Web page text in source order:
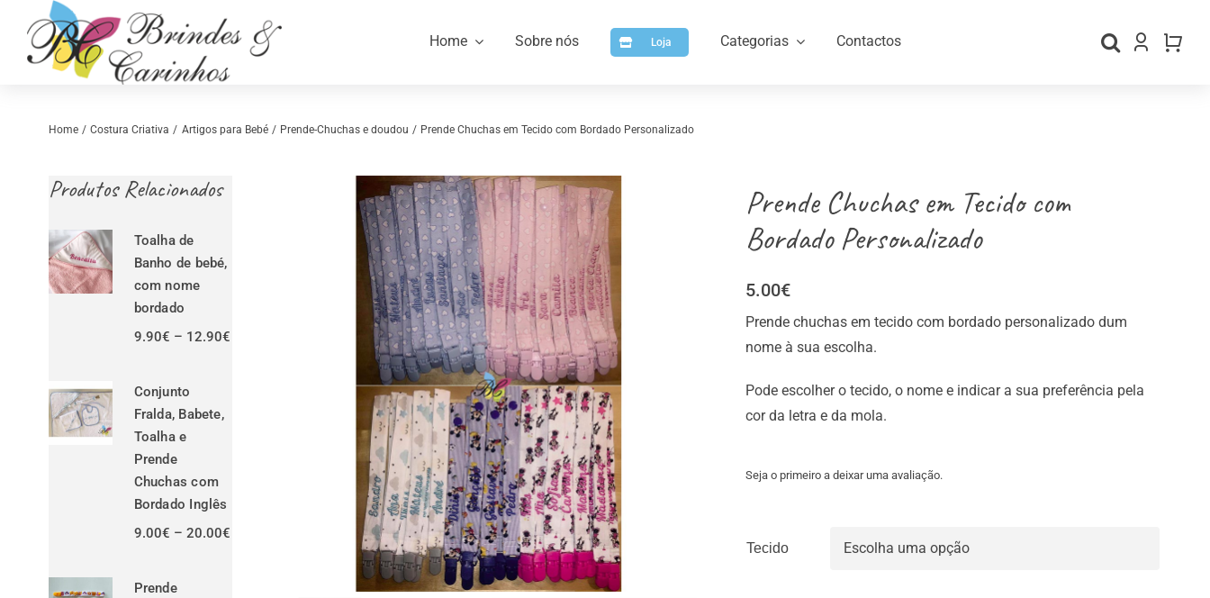
content
Home Sobre nós Loja Categorias
Costura Criativa Artigos para Personalizar Artigos Personalizados Material para Embalamento
Contactos
Home Costura Criativa Artigos para Bebé Prende-Chuchas e doudou Prende Chuchas em Tecido com Bordado Personalizado
Produtos Relacionados
Toalha de
Banho de bebé,
com nome
bordado
9.90€ – 12.90€Price
Conjunto
Fralda, Babete,
Toalha e
Prende
Chuchas com
Bordado Inglês
9.00€ – 20.00€Price
Prende
Prende Chuchas em Tecido com
Bordado Personalizado
5.00€
Prende chuchas em tecido com bordado personalizado dum
nome à sua escolha.
Pode escolher o tecido, o nome e indicar a sua preferência pela
cor da letra e da mola.
Seja o primeiro a deixar uma avaliação.
Tecido